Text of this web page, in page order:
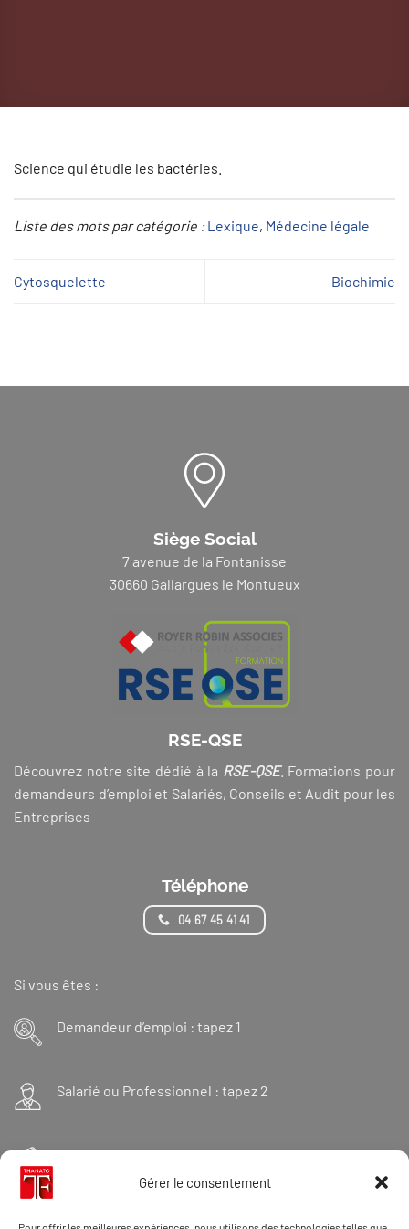
Gérer le consentement
Science qui étudie les bactéries.
Liste des mots par catégorie : Lexique, Médecine légale
Cytosquelette Biochimie
Siège Social
7 avenue de la Fontanisse
30660 Gallargues le Montueux
RSE-QSE
Découvrez notre site dédié à la RSE-QSE. Formations pour
demandeurs d’emploi et Salariés, Conseils et Audit pour les
Entreprises
Téléphone
04 67 45 41 41
Si vous êtes :
Demandeur d’emploi : tapez 1
Salarié ou Professionnel : tapez 2
Financeur : tapez 3
Et « 98 » pour une formation Thanatopraxie